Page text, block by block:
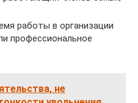
работы в организации
профессиональное
не